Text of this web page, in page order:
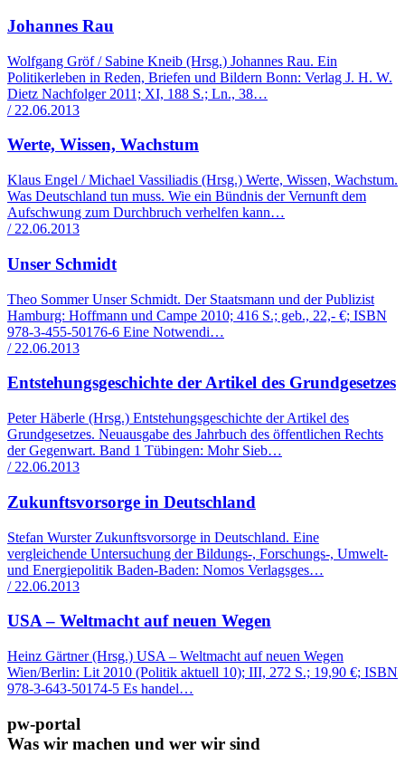
Johannes Rau
Wolfgang Gröf / Sabine Kneib (Hrsg.) Johannes Rau. Ein
Politikerleben in Reden, Briefen und Bildern Bonn: Verlag J. H. W.
Dietz Nachfolger 2011; XI, 188 S.; Ln., 38…
/ 22.06.2013
Werte, Wissen, Wachstum
Klaus Engel / Michael Vassiliadis (Hrsg.) Werte, Wissen, Wachstum.
Was Deutschland tun muss. Wie ein Bündnis der Vernunft dem
Aufschwung zum Durchbruch verhelfen kann…
/ 22.06.2013
Unser Schmidt
Theo Sommer Unser Schmidt. Der Staatsmann und der Publizist
Hamburg: Hoffmann und Campe 2010; 416 S.; geb., 22,- €; ISBN
978-3-455-50176-6 Eine Notwendi…
/ 22.06.2013
Entstehungsgeschichte der Artikel des Grundgesetzes
Peter Häberle (Hrsg.) Entstehungsgeschichte der Artikel des
Grundgesetzes. Neuausgabe des Jahrbuch des öffentlichen Rechts
der Gegenwart. Band 1 Tübingen: Mohr Sieb…
/ 22.06.2013
Zukunftsvorsorge in Deutschland
Stefan Wurster Zukunftsvorsorge in Deutschland. Eine
vergleichende Untersuchung der Bildungs-, Forschungs-, Umwelt-
und Energiepolitik Baden-Baden: Nomos Verlagsges…
/ 22.06.2013
USA – Weltmacht auf neuen Wegen
Heinz Gärtner (Hrsg.) USA – Weltmacht auf neuen Wegen
Wien/Berlin: Lit 2010 (Politik aktuell 10); III, 272 S.; 19,90 €; ISBN
978-3-643-50174-5 Es handel…
pw-portal
Was wir machen und wer wir sind